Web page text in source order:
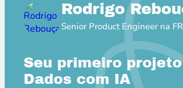
Rodrigo
Senior Product Engineer na
Seu primeiro
Dados com IA